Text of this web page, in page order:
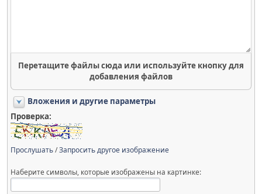
Перетащите файлы сюда или используйте кнопку для
добавления файлов
Вложения и другие параметры
Проверка:
Прослушать/Запросить другое изображение
Наберите символы, которые изображены на картинке: